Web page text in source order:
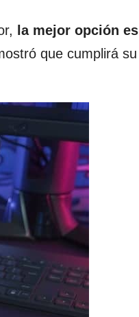
la mejor opción es
que cumplirá su